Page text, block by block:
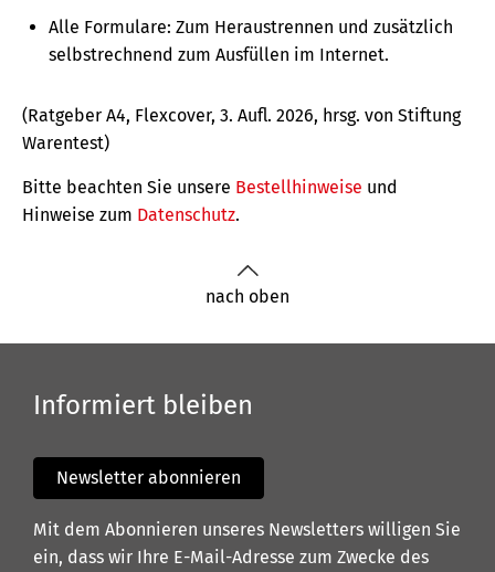
Alle Formulare: Zum Heraustrennen und zusätzlich
selbstrechnend zum Ausfüllen im Internet.
(Ratgeber A4, Flexcover, 3. Aufl. 2026, hrsg. von Stiftung
Warentest)
Bitte beachten Sie unsere Bestellhinweise und
Hinweise zum Datenschutz.
nach oben
Informiert bleiben
Newsletter abonnieren
Mit dem Abonnieren unseres Newsletters willigen Sie
ein, dass wir Ihre E-Mail-Adresse zum Zwecke des